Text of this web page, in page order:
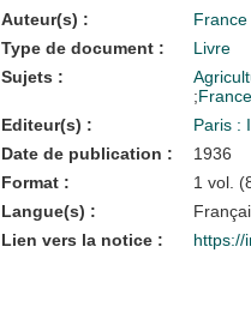
Auteur(s) :
Type de document :
Livre
Sujets :
;France
Editeur(s) :
Paris :
Date de publication :
1936
Format :
1 vol.
Langue(s) :
Lien vers la notice :
https://